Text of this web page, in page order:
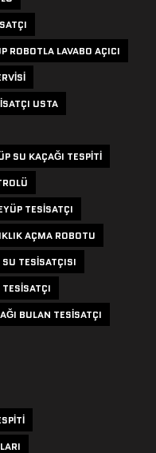
ROBOTLA LAVABO AÇICI
USTA
SU KAÇAĞI TESPITI
TESISATÇI
AÇMA ROBOTU
TESISATÇISI
BULAN TESISATÇI